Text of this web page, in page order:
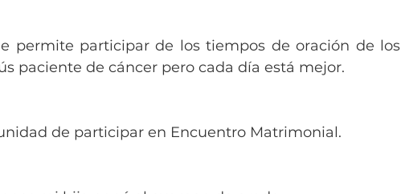
permite participar de los tiempos de oración de los
paciente de cáncer pero cada día está mejor.
de participar en Encuentro Matrimonial.